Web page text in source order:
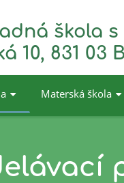
škola
10, 831
Materská škola